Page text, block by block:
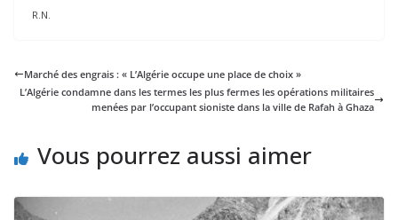
R.N.
Marché des engrais : « L’Algérie occupe une place de choix »
L’Algérie condamne dans les termes les plus fermes les opérations militaires
menées par l’occupant sioniste dans la ville de Rafah à Ghaza
Vous pourrez aussi aimer